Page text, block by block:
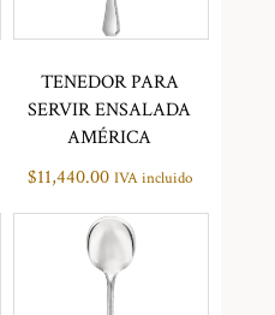
TENEDOR PARA
SERVIR ENSALADA
AMÉRICA
$11,440.00 IVA incluido